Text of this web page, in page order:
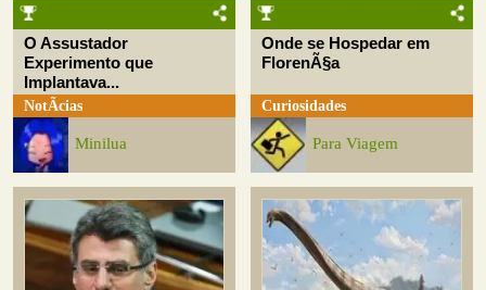
O Assustador
Experimento que
Implantava...
NotÃ­cias
Minilua
Onde se Hospedar em
FlorenÃ§a
Curiosidades
Para Viagem